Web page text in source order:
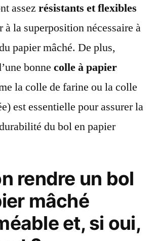
assez résistants et flexibles
à la superposition nécessaire à
papier mâché. De plus,
bonne colle à papier
la colle de farine ou la colle
est essentielle pour assurer la
du bol en papier
rendre un bol
mâché
et, si oui,